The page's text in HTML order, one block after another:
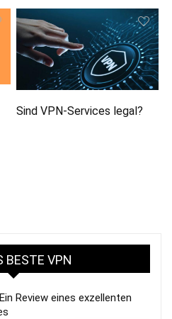
Sind VPN-Services legal?
BESTE VPN
Review eines exzellenten